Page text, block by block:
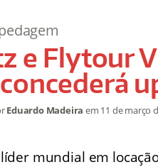
e Flytour
Eduardo Madeira em 11 de março
mundial em